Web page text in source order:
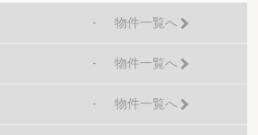
- 物件一覧へ
- 物件一覧へ
- 物件一覧へ